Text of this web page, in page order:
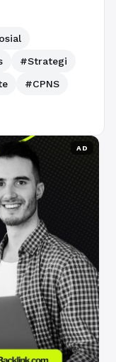
#Strategi
#CPNS
AD